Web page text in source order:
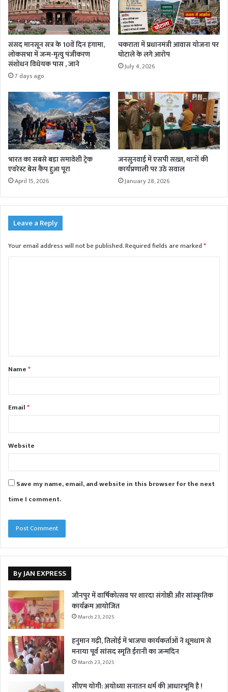
संसद मानसून सत्र के 10वें दिन हंगामा,
लोकसभा में जन्म-मृत्यु पंजीकरण
संशोधन विधेयक पास , जाने
7 days ago
चकराता में प्रधानमंत्री आवास योजना पर
घोटाले के लगे आरोप
July 4, 2026
भारत का सबसे बड़ा समावेशी ट्रेक
एवरेस्ट बेस कैंप हुआ पूरा
April 15, 2026
जनसुनवाई में एसपी सख़्त, थानों की
कार्यप्रणाली पर उठे सवाल
January 28, 2026
Leave a Reply
Your email address will not be published.Required fields are marked*
t
*Name*
Email*
Website
Save my name, email, and website in this browser for the next
time I comment.
By JAN EXPRESS
जौनपुर में वार्षिकोत्सव पर शारदा संगोष्ठी और सांस्कृतिक
कार्यक्रम आयोजित
March 23, 2025
हनुमान गढ़ी, तिलोई में भाजपा कार्यकर्ताओं ने धूमधाम से
मनाया पूर्व सांसद स्मृति ईरानी का जन्मदिन
March 23, 2025
सीएम योगी: अयोध्या सनातन धर्म की आधारभूमि है !